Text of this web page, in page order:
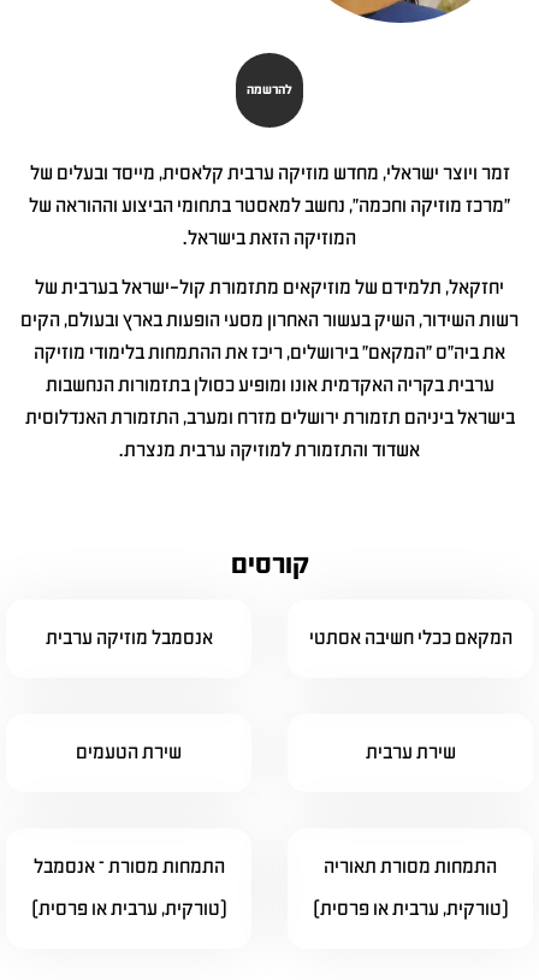
להרשמה
זמר ויוצר ישראלי, מחדש מוזיקה ערבית קלאסית, מייסד ובעלים של
"מרכז מוזיקה וחכמה", נחשב למאסטר בתחומי הביצוע וההוראה של
המוזיקה הזאת בישראל.
יחזקאל, תלמידם של מוזיקאים מתזמורת קול-ישראל בערבית של
רשות השידור, השיק בעשור האחרון מסעי הופעות בארץ ובעולם, הקים
את ביה"ס "המקאם" בירושלים, ריכז את ההתמחות בלימודי מוזיקה
ערבית בקריה האקדמית אונו ומופיע כסולן בתזמורות הנחשבות
בישראל ביניהם תזמורת ירושלים מזרח ומערב, התזמורת האנדלוסית
אשדוד והתזמורת למוזיקה ערבית מנצרת.
קורסים
המקאם ככלי חשיבה אסתטי אנסמבל מוזיקה ערבית
שירת ערבית שירת הטעמים
התמחות מסורת תאוריה
(טורקית, ערבית או פרסית)
התמחות מסורת – אנסמבל
(טורקית, ערבית או פרסית)